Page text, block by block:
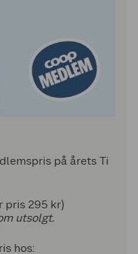
på årets Ti
pris 295 kr)
utsolgt.
hos: